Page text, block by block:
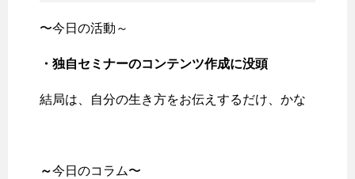
〜今日の活動～
・独自セミナーのコンテンツ作成に没頭
結局は、自分の生き方をお伝えするだけ、かな
～今日のコラム〜